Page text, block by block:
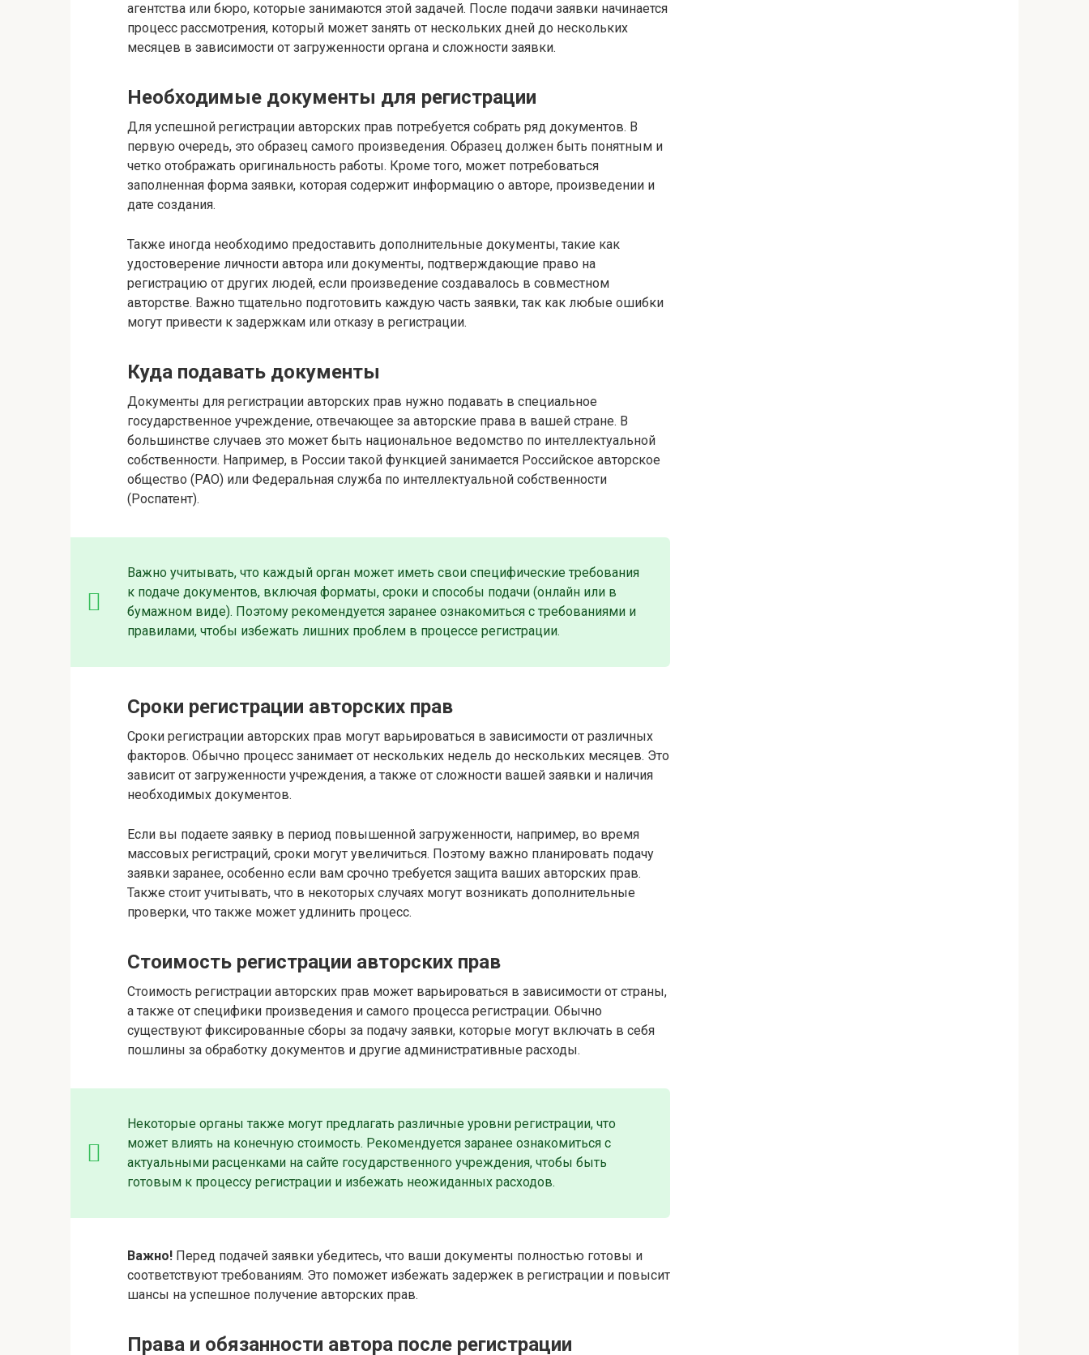
агентства или бюро, которые занимаются этой задачей. После подачи заявки начинается
процесс рассмотрения, который может занять от нескольких дней до нескольких
месяцев в зависимости от загруженности органа и сложности заявки.
Необходимые документы для регистрации
Для успешной регистрации авторских прав потребуется собрать ряд документов. В
первую очередь, это образец самого произведения. Образец должен быть понятным и
четко отображать оригинальность работы. Кроме того, может потребоваться
заполненная форма заявки, которая содержит информацию о авторе, произведении и
дате создания.
Также иногда необходимо предоставить дополнительные документы, такие как
удостоверение личности автора или документы, подтверждающие право на
регистрацию от других людей, если произведение создавалось в совместном
авторстве. Важно тщательно подготовить каждую часть заявки, так как любые ошибки
могут привести к задержкам или отказу в регистрации.
Куда подавать документы
Документы для регистрации авторских прав нужно подавать в специальное
государственное учреждение, отвечающее за авторские права в вашей стране. В
большинстве случаев это может быть национальное ведомство по интеллектуальной
собственности. Например, в России такой функцией занимается Российское авторское
общество (РАО) или Федеральная служба по интеллектуальной собственности
(Роспатент).
Важно учитывать, что каждый орган может иметь свои специфические требования
к подаче документов, включая форматы, сроки и способы подачи (онлайн или в
бумажном виде). Поэтому рекомендуется заранее ознакомиться с требованиями и
правилами, чтобы избежать лишних проблем в процессе регистрации.
Сроки регистрации авторских прав
Сроки регистрации авторских прав могут варьироваться в зависимости от различных
факторов. Обычно процесс занимает от нескольких недель до нескольких месяцев. Это
зависит от загруженности учреждения, а также от сложности вашей заявки и наличия
необходимых документов.
Если вы подаете заявку в период повышенной загруженности, например, во время
массовых регистраций, сроки могут увеличиться. Поэтому важно планировать подачу
заявки заранее, особенно если вам срочно требуется защита ваших авторских прав.
Также стоит учитывать, что в некоторых случаях могут возникать дополнительные
проверки, что также может удлинить процесс.
Стоимость регистрации авторских прав
Стоимость регистрации авторских прав может варьироваться в зависимости от страны,
а также от специфики произведения и самого процесса регистрации. Обычно
существуют фиксированные сборы за подачу заявки, которые могут включать в себя
пошлины за обработку документов и другие административные расходы.
Некоторые органы также могут предлагать различные уровни регистрации, что
может влиять на конечную стоимость. Рекомендуется заранее ознакомиться с
актуальными расценками на сайте государственного учреждения, чтобы быть
готовым к процессу регистрации и избежать неожиданных расходов.
Важно! Перед подачей заявки убедитесь, что ваши документы полностью готовы и
соответствуют требованиям. Это поможет избежать задержек в регистрации и повысит
шансы на успешное получение авторских прав.
Права и обязанности автора после регистрации